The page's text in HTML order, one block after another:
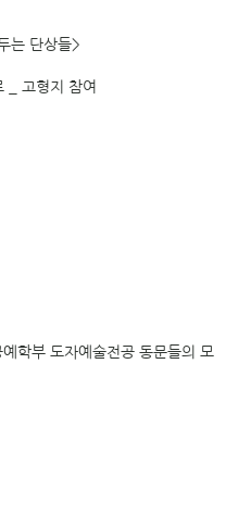
는 단상들>
_ 고형지 참여
학부 도자예술전공 동문들의 모